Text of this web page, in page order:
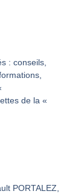
: conseils,
de la «
PORTALEZ,